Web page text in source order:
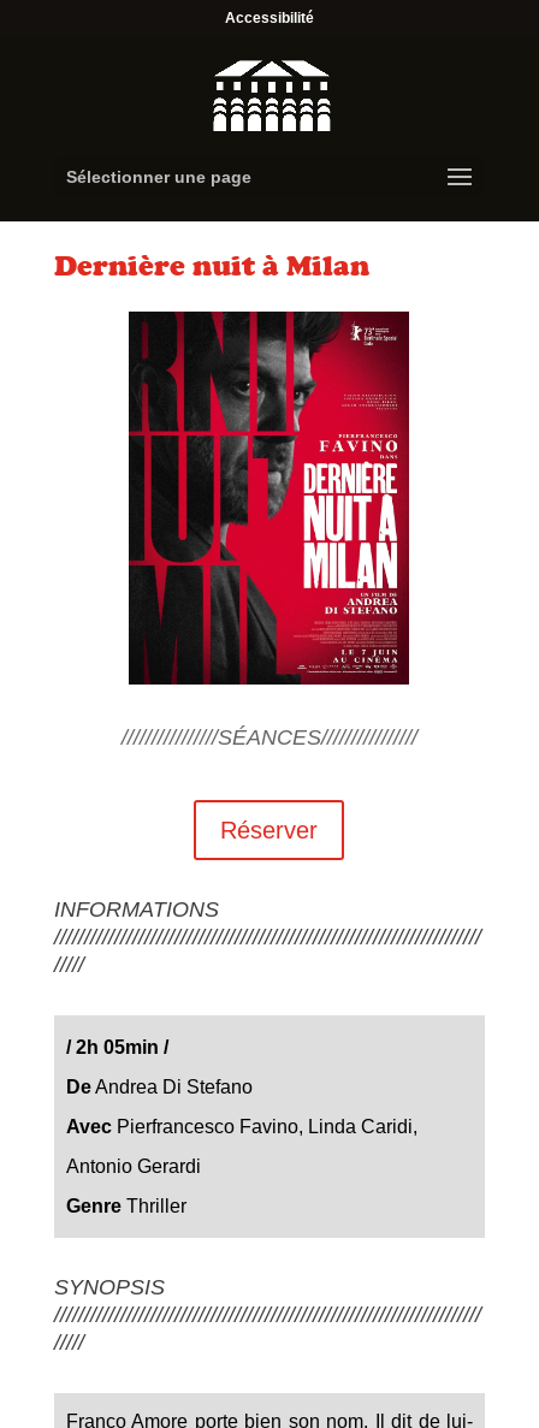
Accessibilité
Sélectionner une page
Dernière nuit à Milan
////////////////SÉANCES////////////////
Réserver
INFORMATIONS
///////////////////////////////////////////////////////////////////////
/////
/2h 05min /
DeAndrea Di Stefano
AvecPierfrancesco Favino, Linda Caridi,
Antonio Gerardi
GenreThriller
SYNOPSIS
///////////////////////////////////////////////////////////////////////
/////
Franco Amore porte bien son nom. Il dit de lui-